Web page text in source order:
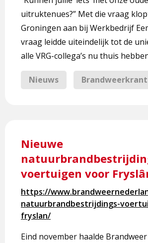
uitruktenues?” Met die vraag
Groningen aan bij Werkbedrijf
vraag leidde uiteindelijk tot de
alle VRG-collega’s nu thuis
Nieuws Brandweerkrant
Nieuwe
voertuigen voor
https://
natuurbrandbestrijdings-
fryslan/
Eind november haalde
Nieuwe
natuurbrandbestrijdings-
voor
Fryslân